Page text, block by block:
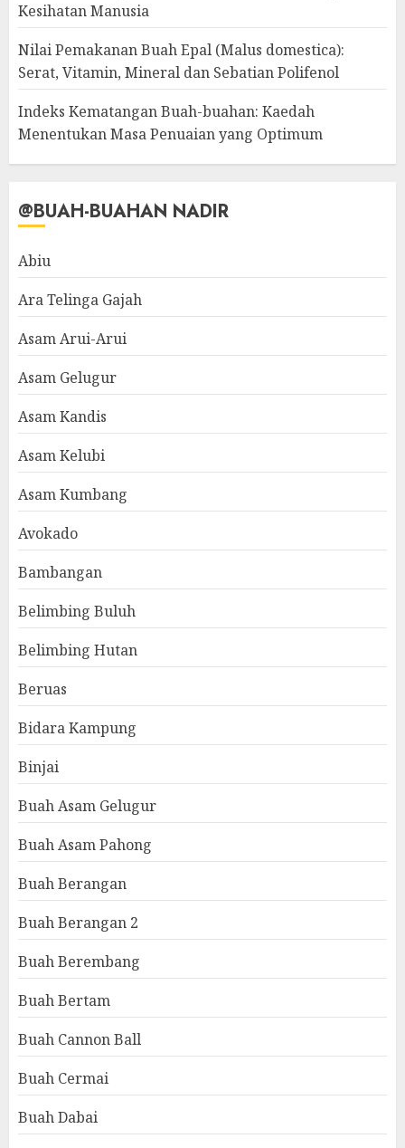
Kesihatan Manusia
Nilai Pemakanan Buah Epal (Malus domestica):
Serat, Vitamin, Mineral dan Sebatian Polifenol
Indeks Kematangan Buah-buahan: Kaedah
Menentukan Masa Penuaian yang Optimum
@BUAH-BUAHAN NADIR
Abiu
Ara Telinga Gajah
Asam Arui-Arui
Asam Gelugur
Asam Kandis
Asam Kelubi
Asam Kumbang
Avokado
Bambangan
Belimbing Buluh
Belimbing Hutan
Beruas
Bidara Kampung
Binjai
Buah Asam Gelugur
Buah Asam Pahong
Buah Berangan
Buah Berangan 2
Buah Berembang
Buah Bertam
Buah Cannon Ball
Buah Cermai
Buah Dabai